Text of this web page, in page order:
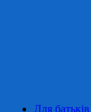
Для батьків